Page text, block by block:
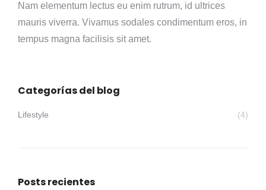
Nam elementum lectus eu enim rutrum, id ultrices
mauris viverra. Vivamus sodales condimentum eros, in
tempus magna facilisis sit amet.
Categorías del blog
Lifestyle (4)
Posts recientes